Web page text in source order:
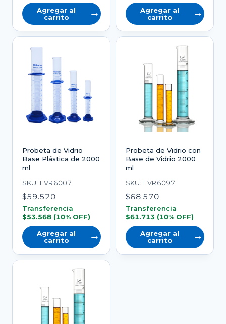
Agregar al
carrito
Agregar al
carrito
Probeta de Vidrio
Base Plástica de 2000
ml
SKU: EVR6007
$59.520
Transferencia
$53.568 (10% OFF)
Agregar al
carrito
Probeta de Vidrio con
Base de Vidrio 2000
ml
SKU: EVR6097
$68.570
Transferencia
$61.713 (10% OFF)
Agregar al
carrito